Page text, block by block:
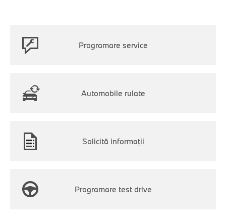
Programare service
Automobile rulate
Solicită informaţii
Programare test drive